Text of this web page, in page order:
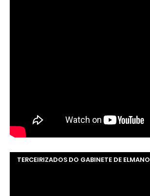
TERCEIRIZADOS DO GABINETE DE ELMANO